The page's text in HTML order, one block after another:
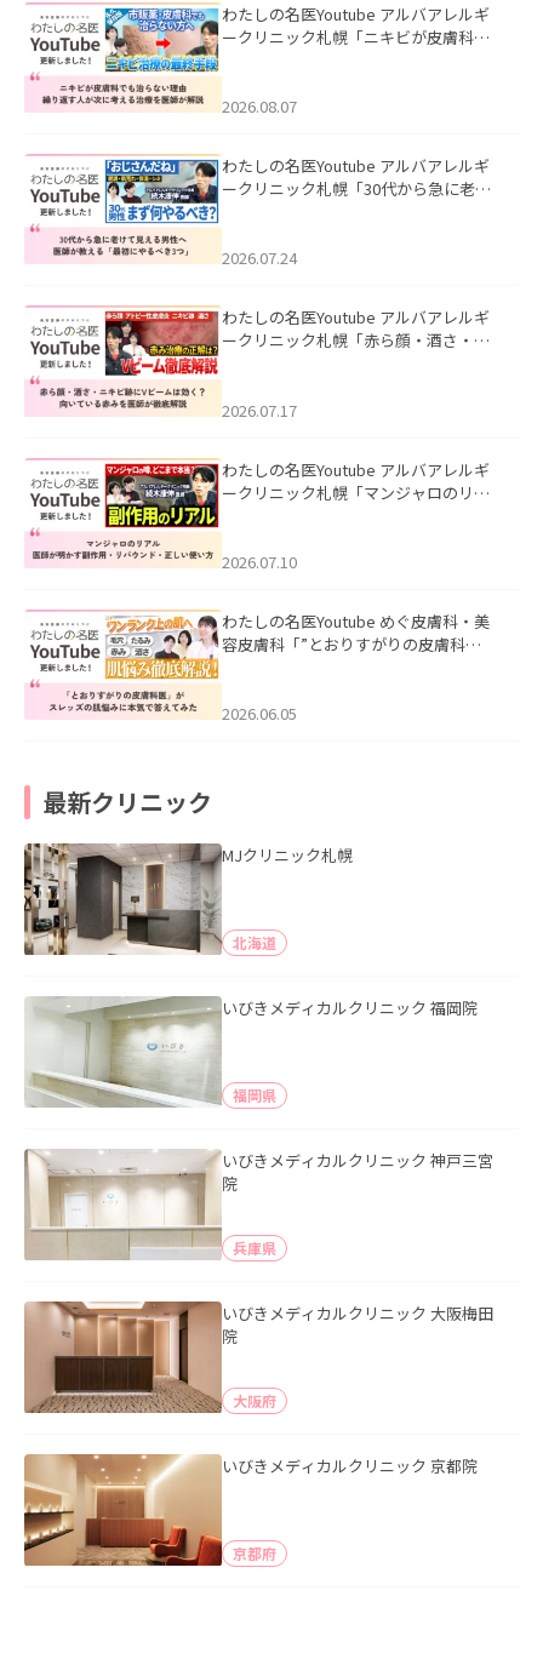
わたしの名医Youtube アルバアレルギ
ークリニック札幌「ニキビが皮膚科で
ました。
2026.08.07
わたしの名医Youtube アルバアレルギ
ークリニック札幌「30代から急に老け
た。
2026.07.24
わたしの名医Youtube アルバアレルギ
ークリニック札幌「赤ら顔・酒さ・ニ
した。
2026.07.17
わたしの名医Youtube アルバアレルギ
ークリニック札幌「マンジャロのリア
た。
2026.07.10
わたしの名医Youtube めぐ皮膚科・美
容皮膚科「”とおりすがりの皮膚科
2026.06.05
最新クリニック
MJクリニック札幌
北海道
いびきメディカルクリニック 福岡院
福岡県
いびきメディカルクリニック 神戸三宮
院
兵庫県
いびきメディカルクリニック 大阪梅田
院
大阪府
いびきメディカルクリニック 京都院
京都府